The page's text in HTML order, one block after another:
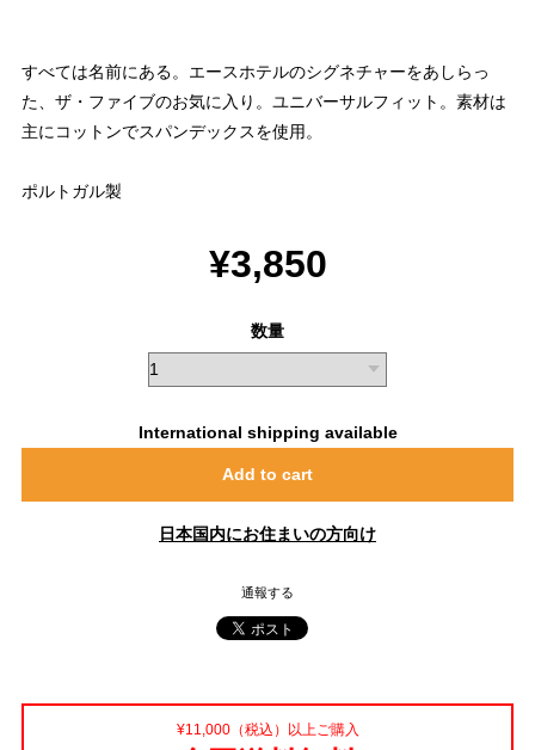
すべては名前にある。エースホテルのシグネチャーをあしらっ
た、ザ・ファイブのお気に入り。ユニバーサルフィット。素材は
主にコットンでスパンデックスを使用。
ポルトガル製
¥3,850
数量
International shipping available
Add to cart
日本国内にお住まいの方向け
通報する
¥11,000（税込）以上ご購入